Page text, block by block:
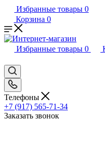
Избранные товары 0
Корзина 0
Избранные товары 0
Телефоны
+7 (917) 565-71-34
Заказать звонок